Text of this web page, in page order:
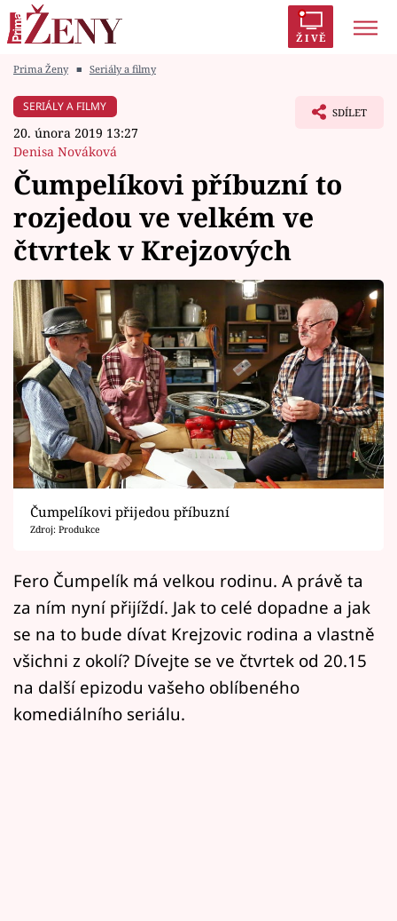
ŽIVĚ
Módní alarm
Témata
Celebrity
Vztahy
Seriály
Horoskopy
Sledujte prima+
Filmový festival Karlovy Vary
Pořady
Mámy sobě
Přihlášení
Sledujte nás
Prima Ženy ■ Seriály a filmy
SERIÁLY A FILMY
20. února 2019 13:27
Denisa Nováková
SDÍLET
Čumpelíkovi příbuzní to
rozjedou ve velkém ve
čtvrtek v Krejzových
Čumpelíkovi přijedou příbuzní
Zdroj: Produkce
Fero Čumpelík má velkou rodinu. A právě ta
za ním nyní přijíždí. Jak to celé dopadne a jak
se na to bude dívat Krejzovic rodina a vlastně
všichni z okolí? Dívejte se ve čtvrtek od 20.15
na další epizodu vašeho oblíbeného
komediálního seriálu.